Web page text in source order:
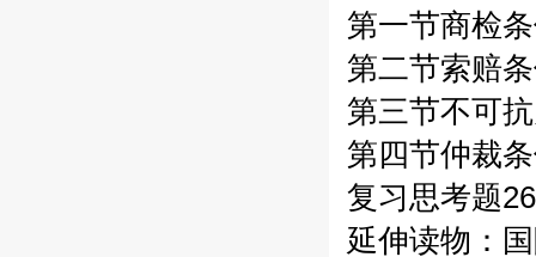
第一节商检
第二节索赔
第三节不可
第四节仲裁
复习思考题
延伸读物：